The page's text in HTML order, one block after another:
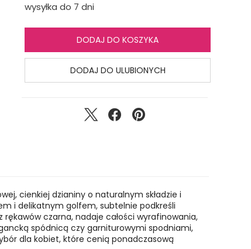
wysyłka do 7 dni
DODAJ DO KOSZYKA
DODAJ DO ULUBIONYCH
cienkiej dzianiny o naturalnym składzie i
i delikatnym golfem, subtelnie podkreśli
rękawów czarna, nadaje całości wyrafinowania,
spódnicą czy garniturowymi spodniami,
dla kobiet, które cenią ponadczasową